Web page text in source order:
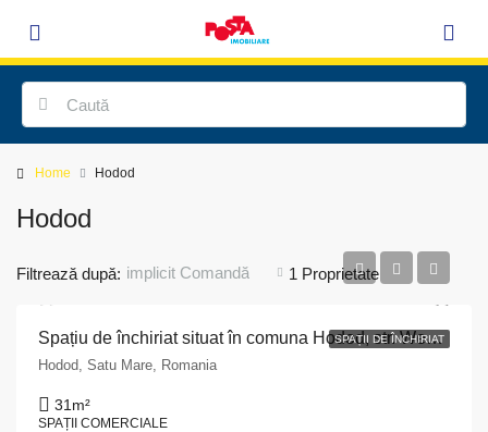
Home Hodod
Hodod
1 Proprietate
Filtrează după: implicit Comandă
SPAȚII DE ÎNCHIRIAT
Spațiu de închiriat situat în comuna Hodod, str. Wesselenyi, nr. 58, județul Satu Mare
Hodod, Satu Mare, Romania
31 m²
SPAȚII COMERCIALE